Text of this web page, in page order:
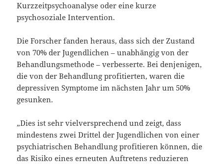
Kurzzeitpsychoanalyse oder eine kurze
psychosoziale Intervention.
Die Forscher fanden heraus, dass sich der Zustand
von 70% der Jugendlichen – unabhängig von der
Behandlungsmethode – verbesserte. Bei denjenigen,
die von der Behandlung profitierten, waren die
depressiven Symptome im nächsten Jahr um 50%
gesunken.
„Dies ist sehr vielversprechend und zeigt, dass
mindestens zwei Drittel der Jugendlichen von einer
psychiatrischen Behandlung profitieren können, die
das Risiko eines erneuten Auftretens reduzieren